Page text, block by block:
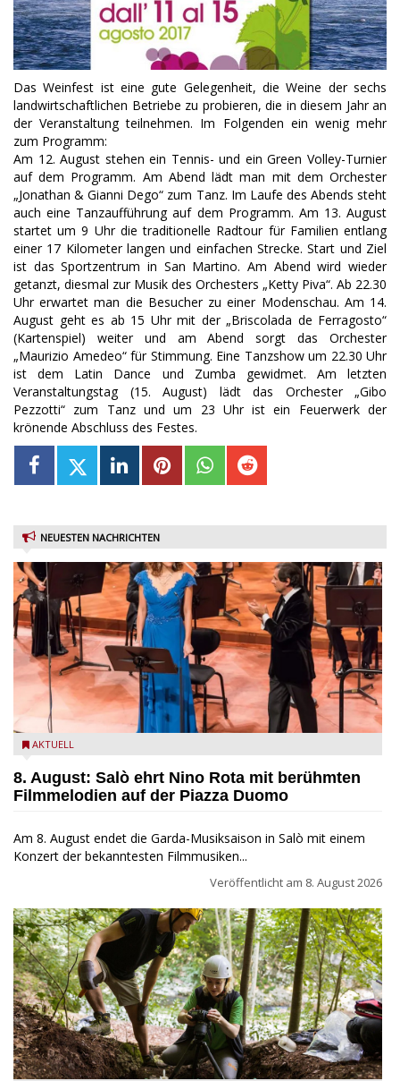
Das Weinfest ist eine gute Gelegenheit, die Weine der sechs
landwirtschaftlichen Betriebe zu probieren, die in diesem Jahr an
der Veranstaltung teilnehmen. Im Folgenden ein wenig mehr
zum Programm:
Am 12. August stehen ein Tennis- und ein Green Volley-Turnier
auf dem Programm. Am Abend lädt man mit dem Orchester
„Jonathan & Gianni Dego“ zum Tanz. Im Laufe des Abends steht
auch eine Tanzaufführung auf dem Programm. Am 13. August
startet um 9 Uhr die traditionelle Radtour für Familien entlang
einer 17 Kilometer langen und einfachen Strecke. Start und Ziel
ist das Sportzentrum in San Martino. Am Abend wird wieder
getanzt, diesmal zur Musik des Orchesters „Ketty Piva“. Ab 22.30
Uhr erwartet man die Besucher zu einer Modenschau. Am 14.
August geht es ab 15 Uhr mit der „Briscolada de Ferragosto“
(Kartenspiel) weiter und am Abend sorgt das Orchester
„Maurizio Amedeo“ für Stimmung. Eine Tanzshow um 22.30 Uhr
ist dem Latin Dance und Zumba gewidmet. Am letzten
Veranstaltungstag (15. August) lädt das Orchester „Gibo
Pezzotti“ zum Tanz und um 23 Uhr ist ein Feuerwerk der
krönende Abschluss des Festes.
NEUESTEN NACHRICHTEN
Estate Musicale del Garda: Salò ehrt Nino Rota
AKTUELL
8. August: Salò ehrt Nino Rota mit berühmten
Filmmelodien auf der Piazza Duomo
Am 8. August endet die Garda-Musiksaison in Salò mit einem
Konzert der bekanntesten Filmmusiken...
Veröffentlicht am 8. August 2026